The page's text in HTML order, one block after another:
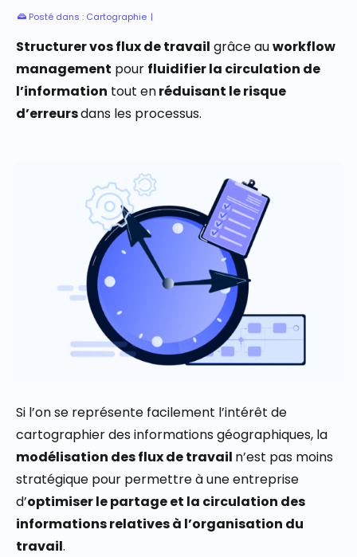
Posté dans : Cartographie |
Structurer vos flux de travail grâce auworkflow
management pour fluidifier la circulation de
l’information tout enréduisant le risque
d’erreursdans les processus.
Si l’on se représente facilement l’intérêt de
cartographier des informations géographiques, la
modélisation des flux de travail n’est pas moins
stratégique pour permettre à une entreprise
d’optimiser le partage et la circulation des
informations relatives à l’organisation du
travail.